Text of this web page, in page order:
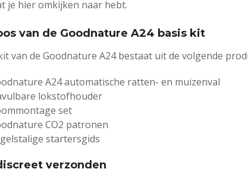
je hier omkijken naar hebt.
van de Goodnature A24 basis kit
van de Goodnature A24 bestaat uit de volgende
A24 automatische ratten- en muizenval
lokstofhouder
set
CO2 patronen
startersgids
verzonden